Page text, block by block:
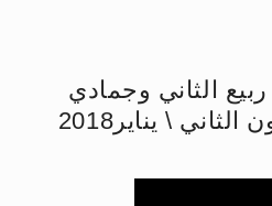
الجماعة >> المزيد
وتعرّف على حقيقة
30, العدد 9، ربيع الثاني وجمادي